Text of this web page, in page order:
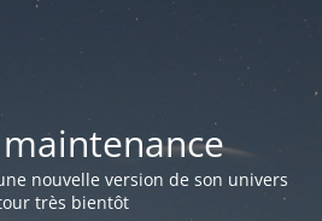
nouvelle version de son univers
très bientôt